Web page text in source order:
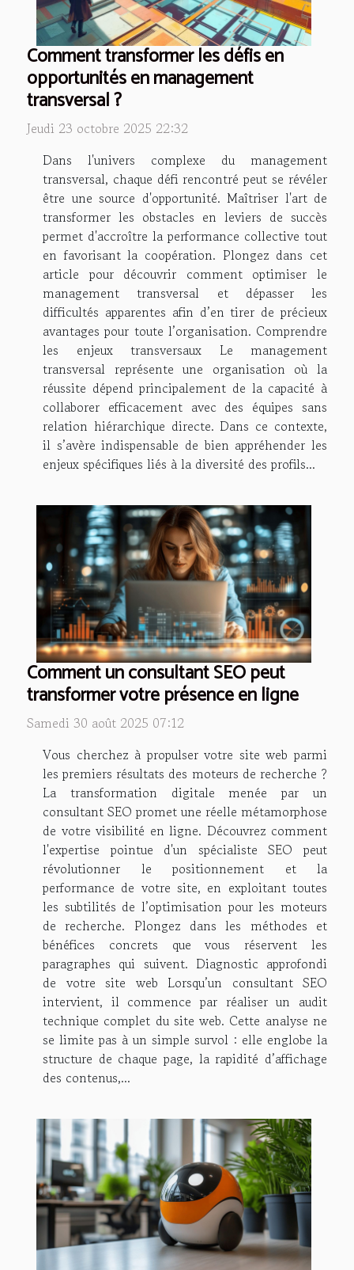
Comment transformer les défis en
opportunités en management
transversal ?
Jeudi 23 octobre 2025 22:32
Dans l'univers complexe du management
transversal, chaque défi rencontré peut se révéler
être une source d'opportunité. Maîtriser l'art de
transformer les obstacles en leviers de succès
permet d'accroître la performance collective tout
en favorisant la coopération. Plongez dans cet
article pour découvrir comment optimiser le
management transversal et dépasser les
difficultés apparentes afin d’en tirer de précieux
avantages pour toute l’organisation. Comprendre
les enjeux transversaux Le management
transversal représente une organisation où la
réussite dépend principalement de la capacité à
collaborer efficacement avec des équipes sans
relation hiérarchique directe. Dans ce contexte,
il s’avère indispensable de bien appréhender les
enjeux spécifiques liés à la diversité des profils...
Comment un consultant SEO peut
transformer votre présence en ligne
Samedi 30 août 2025 07:12
Vous cherchez à propulser votre site web parmi
les premiers résultats des moteurs de recherche ?
La transformation digitale menée par un
consultant SEO promet une réelle métamorphose
de votre visibilité en ligne. Découvrez comment
l'expertise pointue d'un spécialiste SEO peut
révolutionner le positionnement et la
performance de votre site, en exploitant toutes
les subtilités de l’optimisation pour les moteurs
de recherche. Plongez dans les méthodes et
bénéfices concrets que vous réservent les
paragraphes qui suivent. Diagnostic approfondi
de votre site web Lorsqu’un consultant SEO
intervient, il commence par réaliser un audit
technique complet du site web. Cette analyse ne
se limite pas à un simple survol : elle englobe la
structure de chaque page, la rapidité d’affichage
des contenus,...